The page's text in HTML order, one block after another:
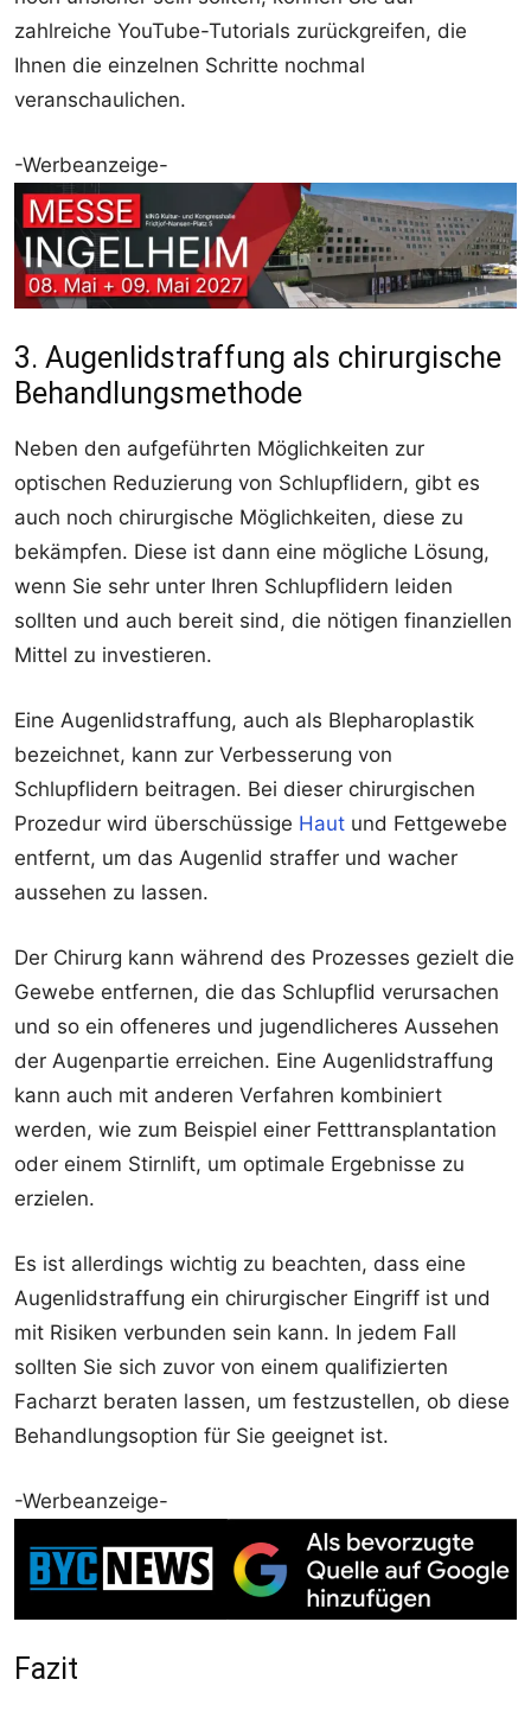
zahlreiche YouTube-Tutorials zurückgreifen, die
Ihnen die einzelnen Schritte nochmal
veranschaulichen.
-Werbeanzeige-
3. Augenlidstraffung als chirurgische
Behandlungsmethode
Neben den aufgeführten Möglichkeiten zur
optischen Reduzierung von Schlupflidern, gibt es
auch noch chirurgische Möglichkeiten, diese zu
bekämpfen. Diese ist dann eine mögliche Lösung,
wenn Sie sehr unter Ihren Schlupflidern leiden
sollten und auch bereit sind, die nötigen finanziellen
Mittel zu investieren.
Eine Augenlidstraffung, auch als Blepharoplastik
bezeichnet, kann zur Verbesserung von
Schlupflidern beitragen. Bei dieser chirurgischen
Prozedur wird überschüssige Haut und Fettgewebe
entfernt, um das Augenlid straffer und wacher
aussehen zu lassen.
Der Chirurg kann während des Prozesses gezielt die
Gewebe entfernen, die das Schlupflid verursachen
und so ein offeneres und jugendlicheres Aussehen
der Augenpartie erreichen. Eine Augenlidstraffung
kann auch mit anderen Verfahren kombiniert
werden, wie zum Beispiel einer Fetttransplantation
oder einem Stirnlift, um optimale Ergebnisse zu
erzielen.
Es ist allerdings wichtig zu beachten, dass eine
Augenlidstraffung ein chirurgischer Eingriff ist und
mit Risiken verbunden sein kann. In jedem Fall
sollten Sie sich zuvor von einem qualifizierten
Facharzt beraten lassen, um festzustellen, ob diese
Behandlungsoption für Sie geeignet ist.
-Werbeanzeige-
Fazit